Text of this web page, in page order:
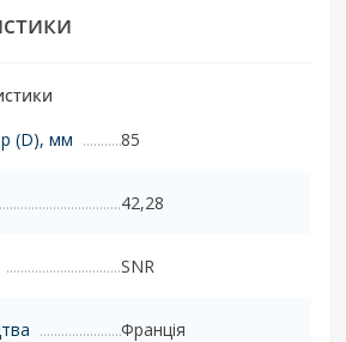
(D), мм
85
42,28
SNR
Франція